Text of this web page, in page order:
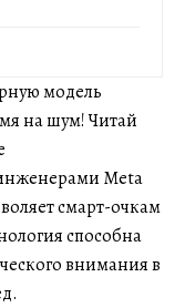
модель
на шум! Читай
Meta
смарт-очкам
способна
внимания в